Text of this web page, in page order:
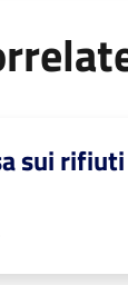
sui rifiuti